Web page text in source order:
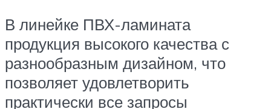
В линейке ПВХ-ламината
продукция высокого качества с
разнообразным дизайном, что
позволяет удовлетворить
практически все запросы